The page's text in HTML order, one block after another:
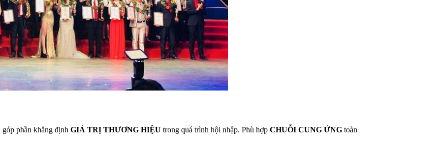
góp phần khẳng định GIÁ TRỊ THƯƠNG HIỆU trong quá trình hội nhập. Phù hợp CHUỖI CUNG ỨNGtoàn